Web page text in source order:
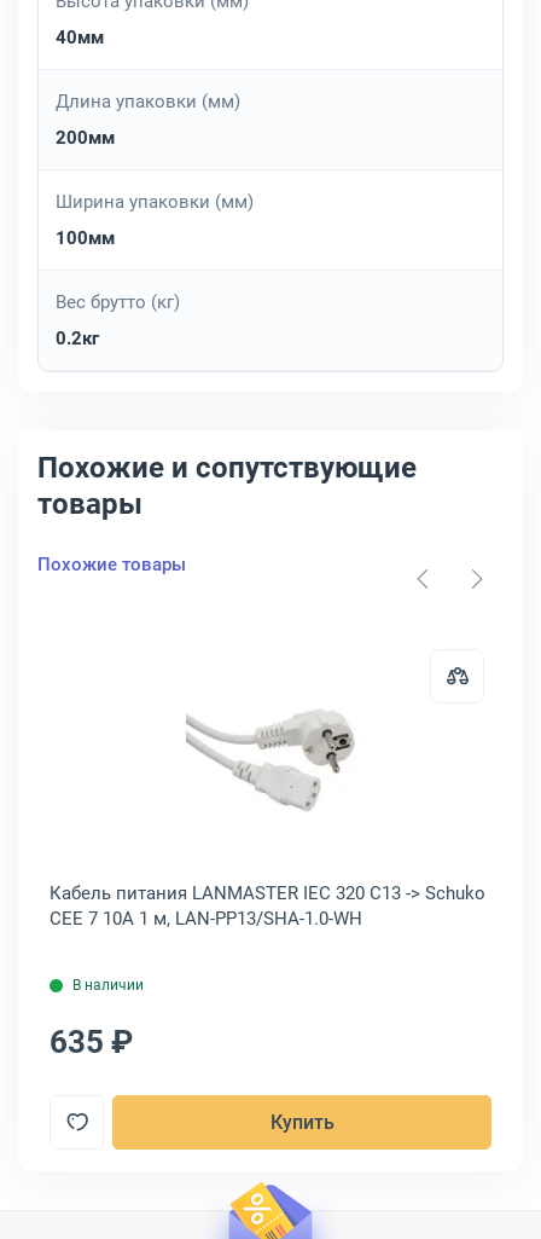
40мм
Длина упаковки (мм)
200мм
Ширина упаковки (мм)
100мм
Вес брутто (кг)
0.2кг
Похожие и сопутствующие
товары
Похожие товары
REXANT IEC 320 C13 -&gt; Schuko CEE 7 10A 0.5 м, 11-1136
Открыть товар: Кабель питания
Кабель питания LANMASTER IEC 320 C13 -> Schuko
CEE 7 10A 1 м, LAN-PP13/SHA-1.0-WH
В наличии
635 ₽
Купить